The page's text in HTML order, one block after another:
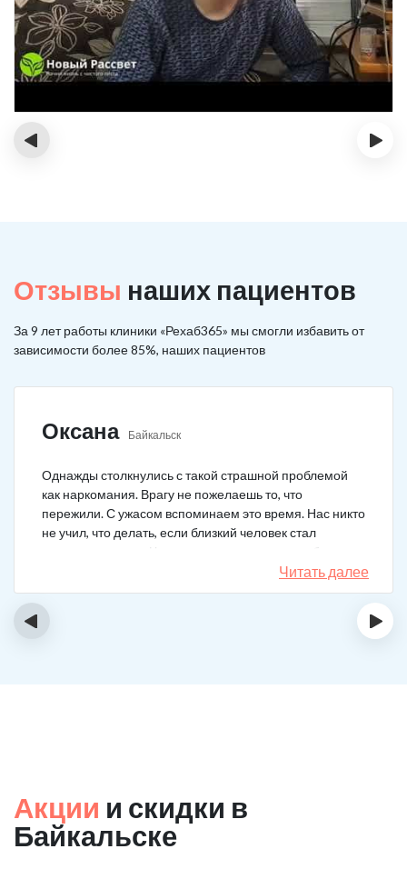
‹ ›
Отзывы наших пациентов
За 9 лет работы клиники «Рехаб365» мы смогли избавить от
зависимости более 85%, наших пациентов
Оксана Байкальск
Однажды столкнулись с такой страшной проблемой
как наркомания. Врагу не пожелаешь то, что
пережили. С ужасом вспоминаем это время. Нас никто
не учил, что делать, если близкий человек стал
наркозависимым. Честно говоря, надежды не было,
думали, что все лечение бесполезно, но решили
попробовать и отправить родственника в клинику на
Читать далее
‹ ›
Акции и скидки в
Байкальске